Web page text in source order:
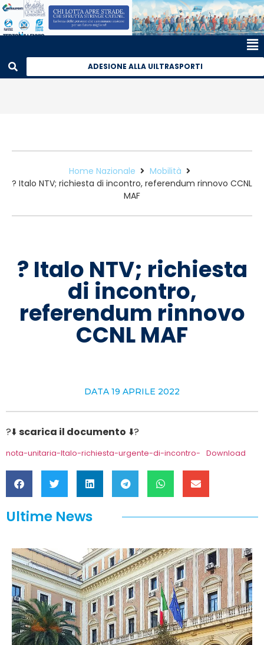
ADESIONE ALLA UILTRASPORTI
Home Nazionale
Mobilità
? Italo NTV; richiesta di incontro, referendum rinnovo CCNL
MAF
? Italo NTV; richiesta
di incontro,
referendum rinnovo
CCNL MAF
DATA 19 APRILE 2022
?⬇️scarica il documento ⬇️?
nota-unitaria-Italo-richiesta-urgente-di-incontro- Download
Ultime News